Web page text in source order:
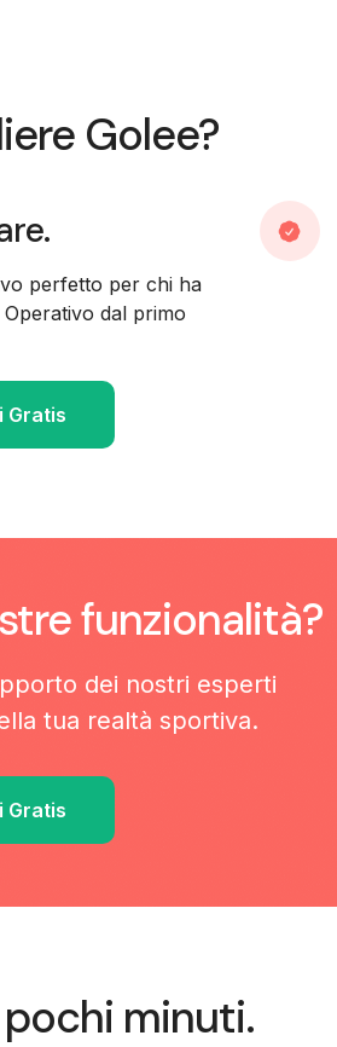
Golee?
perfetto per chi ha
dal primo
Gratis
funzionalità?
dei nostri esperti
tua realtà sportiva.
Gratis
minuti.